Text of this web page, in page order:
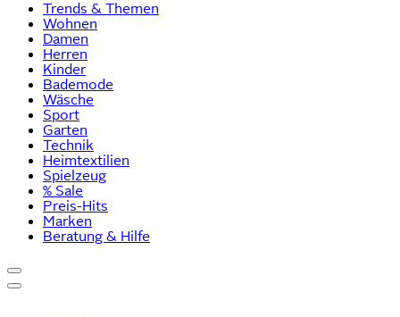
Trends & Themen
Wohnen
Damen
Herren
Kinder
Bademode
Wäsche
Sport
Garten
Technik
Heimtextilien
Spielzeug
% Sale
Preis-Hits
Marken
Beratung & Hilfe